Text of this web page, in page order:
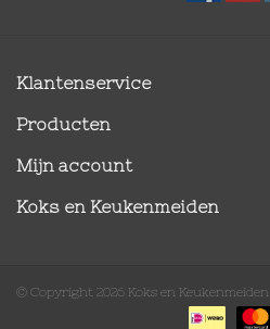
Klantenservice
Producten
Mijn account
Koks en Keukenmeiden
© Copyright 2026 Koks en Keukenmeiden